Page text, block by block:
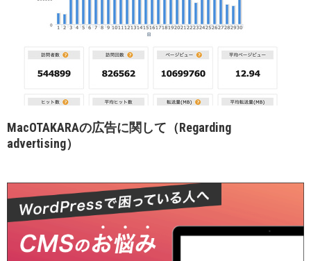
MacOTAKARAの広告に関して（Regarding
advertising）